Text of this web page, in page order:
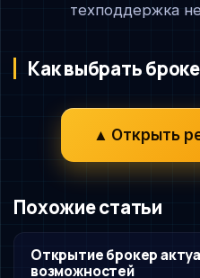
техподдержка
Как выбрать
▲ Открыть
Похожие статьи
Открытие брокер
возможностей